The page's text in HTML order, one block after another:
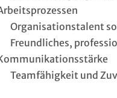
Organisationstalent
Freundliches,
Teamfähigkeit und